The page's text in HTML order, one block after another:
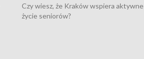
Czy wiesz, że Kraków wspiera aktywne
życie seniorów?